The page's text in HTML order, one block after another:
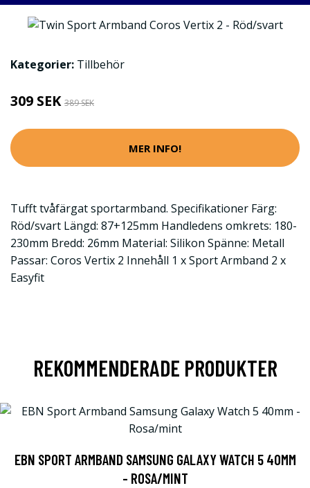
Kategorier: Tillbehör
309 SEK 389 SEK
MER INFO!
Tufft tvåfärgat sportarmband. Specifikationer Färg:
Röd/svart Längd: 87+125mm Handledens omkrets: 180-
230mm Bredd: 26mm Material: Silikon Spänne: Metall
Passar: Coros Vertix 2 Innehåll 1 x Sport Armband 2 x
Easyfit
REKOMMENDERADE PRODUKTER
EBN SPORT ARMBAND SAMSUNG GALAXY WATCH 5 40MM
- ROSA/MINT